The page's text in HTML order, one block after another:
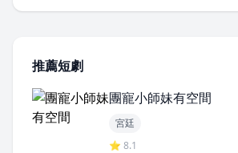
推薦短劇
團寵小師妹有空間
宮廷
⭐ 8.1